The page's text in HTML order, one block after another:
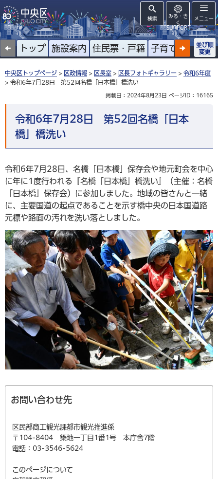
検索
みる・き
く
SUPPORT
メニュー
トップ 施設案内 住民票・戸籍 子育て 高齢者
並び順
変更
中央区トップページ > 区政情報 > 区長室 > 区長フォトギャラリー > 令和6年度
> 令和6年7月28日 第52回名橋「日本橋」橋洗い
掲載日：2024年8月23日 ページID：16165
令和6年7月28日 第52回名橋「日本
橋」橋洗い
令和6年7月28日、名橋「日本橋」保存会や地元町会を中心
に年に1度行われる『名橋「日本橋」橋洗い』（主催：名橋
「日本橋」保存会）に参加しました。地域の皆さんと一緒
に、主要国道の起点であることを示す橋中央の日本国道路
元標や路面の汚れを洗い落としました。
お問い合わせ先
区民部商工観光課都市観光推進係
〒104-8404 築地一丁目1番1号 本庁舎7階
電話：03-3546-5624
このページについて